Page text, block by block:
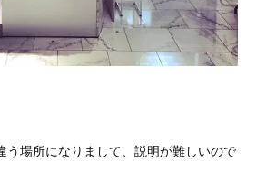
う場所になりまして、説明が難しいので